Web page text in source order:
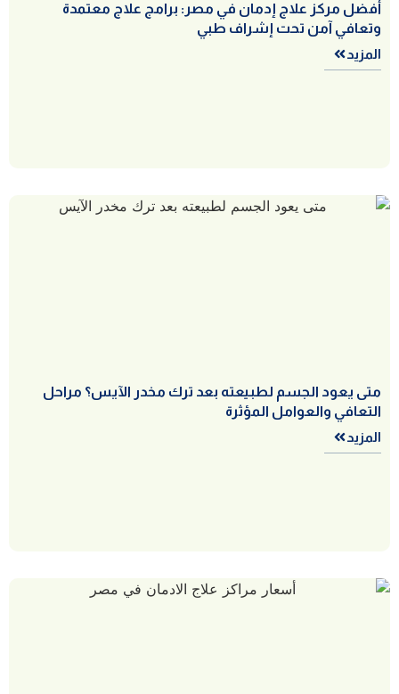
أفضل مركز علاج إدمان في مصر: برامج علاج معتمدة
وتعافي آمن تحت إشراف طبي
المزيد
متى يعود الجسم لطبيعته بعد ترك مخدر الآيس؟ مراحل
التعافي والعوامل المؤثرة
المزيد